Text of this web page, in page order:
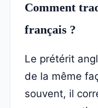
Comment
français ?
Le prétérit
de la même
souvent, il